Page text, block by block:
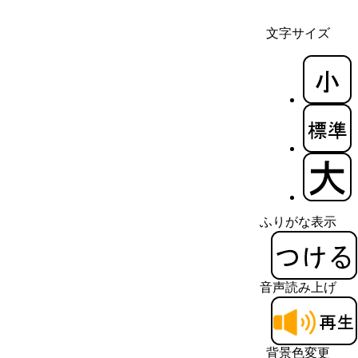
文字サイズ
ふりがな表示
音声読み上げ
背景色変更